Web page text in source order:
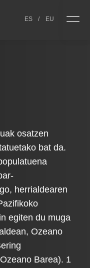
ES / EU
osatzen
bat da.
herrialdearen
egiten du muga
Ozeano
Barea). 1